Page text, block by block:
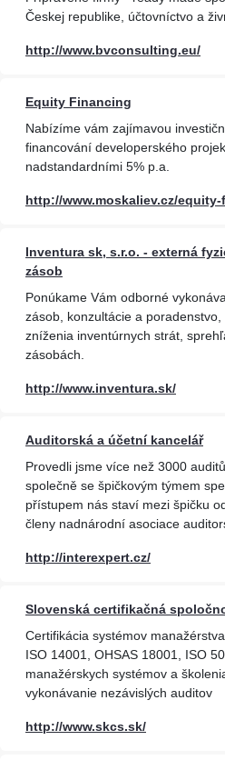
Českej republike, účtovníctvo a
http://www.bvconsulting.eu/
Equity Financing
Nabízíme vám zajímavou
financování developerského
nadstandardními 5% p.a.
http://www.moskaliev.cz/
Inventura sk, s.r.o. - externá
zásob
Ponúkame Vám odborné
zásob, konzultácie a
zníženia inventúrnych strát,
zásobách.
http://www.inventura.sk/
Auditorská a účetní kancelář
Provedli jsme více než 3000
společně se špičkovým týmem
přístupem nás staví mezi špičku
členy nadnárodní asociace
http://interexpert.cz/
Slovenská certifikačná
Certifikácia systémov
ISO 14001, OHSAS 18001, ISO
manažérskych systémov a
vykonávanie nezávislých auditov
http://www.skcs.sk/